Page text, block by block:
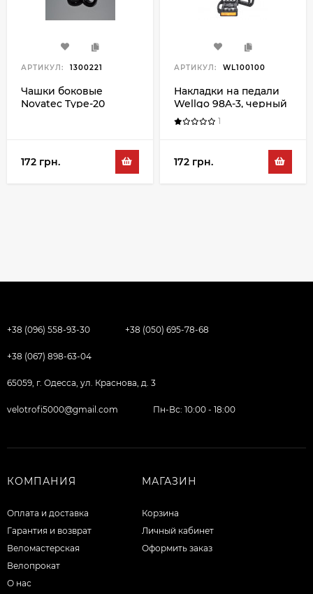
АРТИКУЛ: 1300221
Чашки боковые
Novatec Type-20
172 грн.
АРТИКУЛ: WL100100
Накладки на педали
Wellgo 98A-3, черный
1
172 грн.
+38 (096) 558-93-30 +38 (050) 695-78-68
+38 (067) 898-63-04
65059, г. Одесса, ул. Краснова, д. 3
velotrofi5000@gmail.com Пн-Вс: 10:00 - 18:00
КОМПАНИЯ
Оплата и доставка
Гарантия и возврат
Веломастерская
Велопрокат
О нас
МАГАЗИН
Корзина
Личный кабинет
Оформить заказ